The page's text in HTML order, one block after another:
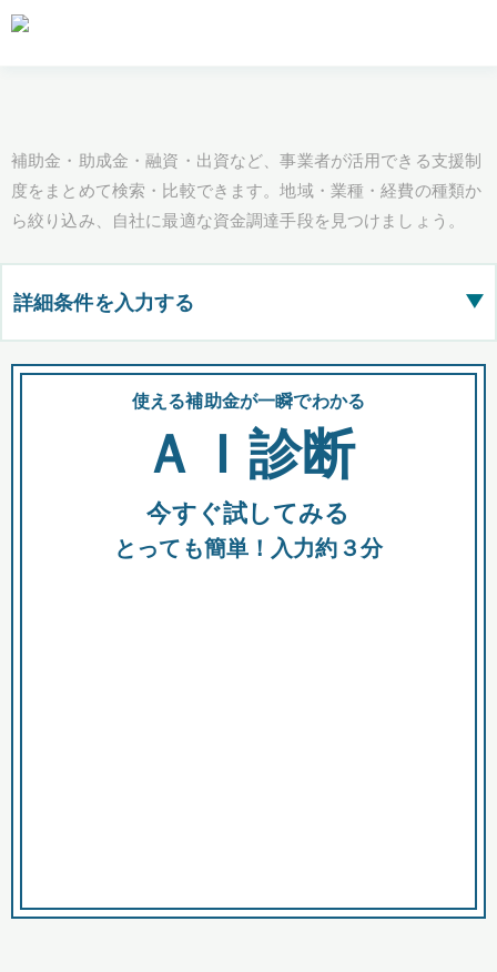
補助金・助成金・融資・出資など、事業者が活用できる支援制
度をまとめて検索・比較できます。地域・業種・経費の種類か
ら絞り込み、自社に最適な資金調達手段を見つけましょう。
詳細条件を入力する ▶
都道府県
全国の検索結果を含めて表示
助成金 融資 出資
使える補助金が一瞬でわかる
ＡＩ診断
今すぐ試してみる
とっても簡単！入力約３分